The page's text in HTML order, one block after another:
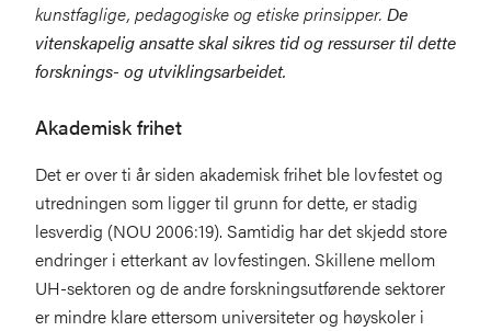
kunstfaglige, pedagogiske og etiske prinsipper. De
vitenskapelig ansatte skal sikres tid og ressurser til dette
forsknings- og utviklingsarbeidet.
Akademisk frihet
Det er over ti år siden akademisk frihet ble lovfestet og
utredningen som ligger til grunn for dette, er stadig
lesverdig (NOU 2006:19). Samtidig har det skjedd store
endringer i etterkant av lovfestingen. Skillene mellom
UH-sektoren og de andre forskningsutførende sektorer
er mindre klare ettersom universiteter og høyskoler i